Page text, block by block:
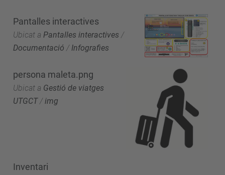
Pantalles interactives
Ubicat a Pantalles interactives /
Documentació / Infografies
persona maleta.png
Ubicat a Gestió de viatges
UTGCT /img
Inventari